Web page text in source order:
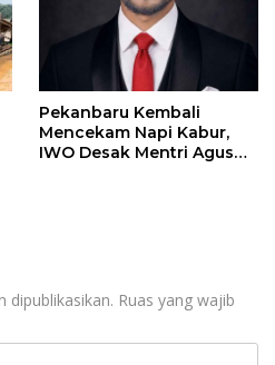
Pekanbaru Kembali
Mencekam Napi Kabur,
IWO Desak Mentri Agus
dipublikasikan. Ruas yang wajib